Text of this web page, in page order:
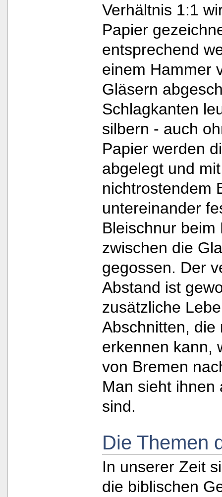
Verhältnis 1:1
Papier
entsprechend
einem Hammer
Gläsern
Schlagkanten
silbern - auch
Papier werden
abgelegt und
nichtrostendem
untereinander
Bleischnur
zwischen die
gegossen. Der
Abstand ist
zusätzliche
Abschnitten, die
erkennen kann,
von Bremen
Man sieht ihnen
sind.
Die Themen
In unserer Zeit
die biblischen